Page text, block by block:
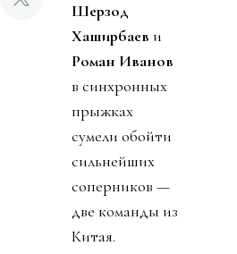
Шерзод
Хаширбаев и
Роман Иванов
в синхронных
прыжках
сумели обойти
сильнейших
соперников —
две команды из
Китая.